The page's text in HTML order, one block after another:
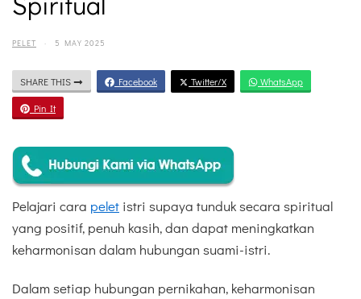
PELET · 5 MAY 2025
SHARE THIS Facebook Twitter/X WhatsApp
Pin It
Pelajari cara pelet istri supaya tunduk secara spiritual
yang positif, penuh kasih, dan dapat meningkatkan
keharmonisan dalam hubungan suami-istri.
Dalam setiap hubungan pernikahan, keharmonisan